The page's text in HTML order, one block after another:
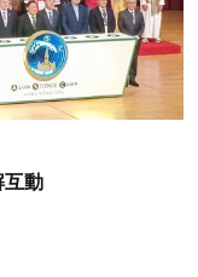
互動